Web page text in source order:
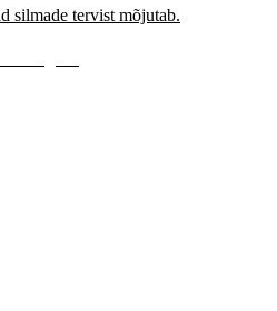
silmade tervist mõjutab.